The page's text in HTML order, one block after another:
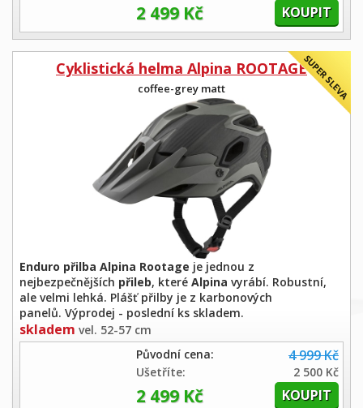
2 499 Kč
Cyklistická helma Alpina ROOTAGE
coffee-grey matt
Enduro přilba Alpina Rootage je jednou z
nejbezpečnějších přileb, které Alpina vyrábí. Robustní,
ale velmi lehká. Plášť přilby je z karbonových
panelů. Výprodej - poslední ks skladem.
skladem vel. 52-57 cm
Původní cena:
4 999 Kč
Ušetříte: 2 500 Kč
2 499 Kč